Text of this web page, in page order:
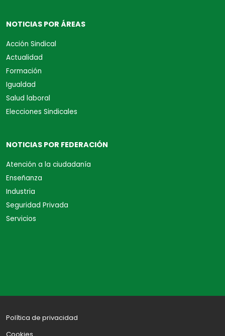
NOTICIAS POR ÁREAS
Acción Sindical
Actualidad
Formación
Igualdad
Salud laboral
Elecciones Sindicales
NOTICIAS POR FEDERACIÓN
Atención a la ciudadanía
Enseñanza
Industria
Seguridad Privada
Servicios
Política de privacidad